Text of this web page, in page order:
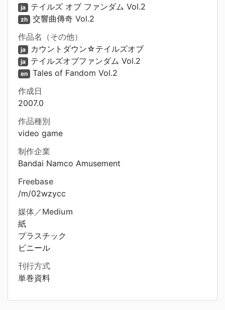
ja テイルズ オブ ファンダム Vol.2
zh 交響曲傳奇 Vol.2
作品名（その他）
ja カウントダウン☆テイルズオブ
ja テイルズオブファンダム Vol.2
en Tales of Fandom Vol.2
作成日
2007.0
作品種別
video game
制作企業
Bandai Namco Amusement
Freebase
/m/02wzycc
媒体／Medium
紙
プラスチック
ビニール
刊行方式
単巻資料